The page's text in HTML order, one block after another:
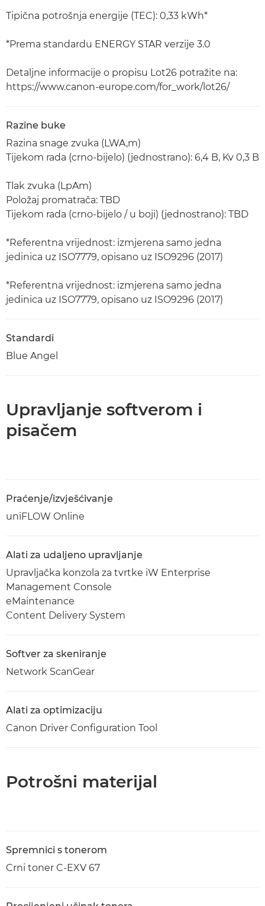
Tipična potrošnja energije (TEC): 0,33 kWh*
*Prema standardu ENERGY STAR verzije 3.0
Detaljne informacije o propisu Lot26 potražite na:
https://www.canon-europe.com/for_work/lot26/
Razine buke
Razina snage zvuka (LWA,m)
Tijekom rada (crno-bijelo) (jednostrano): 6,4 B, Kv 0,3 B
Tlak zvuka (LpAm)
Položaj promatrača: TBD
Tijekom rada (crno-bijelo / u boji) (jednostrano): TBD
*Referentna vrijednost: izmjerena samo jedna
jedinica uz ISO7779, opisano uz ISO9296 (2017)
*Referentna vrijednost: izmjerena samo jedna
jedinica uz ISO7779, opisano uz ISO9296 (2017)
Standardi
Blue Angel
Upravljanje softverom i
pisačem
Praćenje/izvješćivanje
uniFLOW Online
Alati za udaljeno upravljanje
Upravljačka konzola za tvrtke iW Enterprise
Management Console
eMaintenance
Content Delivery System
Softver za skeniranje
Network ScanGear
Alati za optimizaciju
Canon Driver Configuration Tool
Potrošni materijal
Spremnici s tonerom
Crni toner C-EXV 67